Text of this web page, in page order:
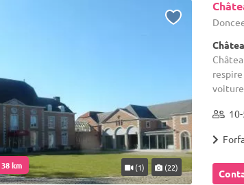
km (1) (22)